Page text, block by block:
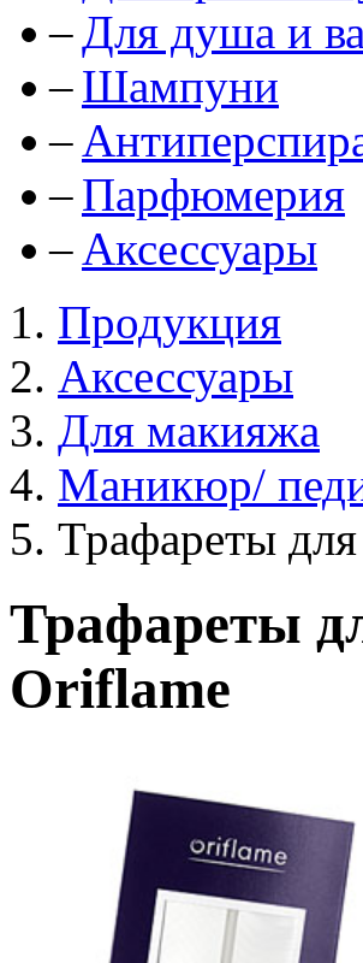
Для душа и
Шампуни
Парфюмерия
Аксессуары
Продукция
Аксессуары
Для макияжа
Маникюр/
Трафареты
Трафареты
Oriflame